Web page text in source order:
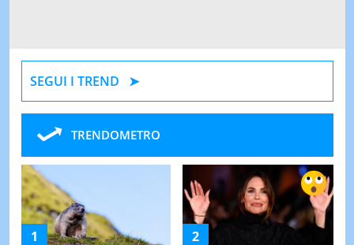
SEGUI I TREND
TRENDOMETRO